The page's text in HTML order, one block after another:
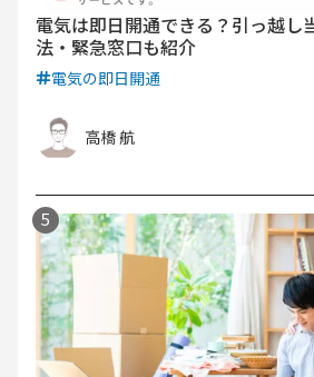
電気は即日開通できる？引っ越し
法・緊急窓口も紹介
電気の即日開通
高橋 航